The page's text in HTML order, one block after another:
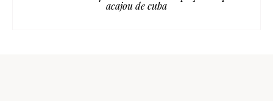
acajou de cuba